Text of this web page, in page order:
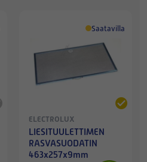
Saatavilla
ELECTROLUX
LIESITUULETTIMEN
RASVASUODATIN
463x257x9mm